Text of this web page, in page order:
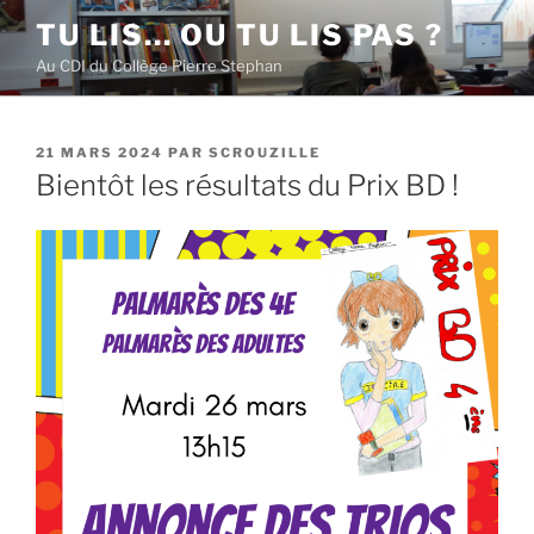
Aller
contenu
principal
TU LIS… OU TU LIS PAS ?
Au CDI du Collège Pierre Stephan
PUBLIÉ
LE
21 MARS 2024 PAR SCROUZILLE
Bientôt les résultats du Prix BD !